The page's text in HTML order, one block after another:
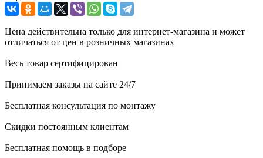
Цена действительна только для интернет-магазина и может
отличаться от цен в розничных магазинах
Весь товар сертифицирован
Принимаем заказы на сайте 24/7
Бесплатная консультация по монтажу
Скидки постоянным клиентам
Бесплатная помощь в подборе